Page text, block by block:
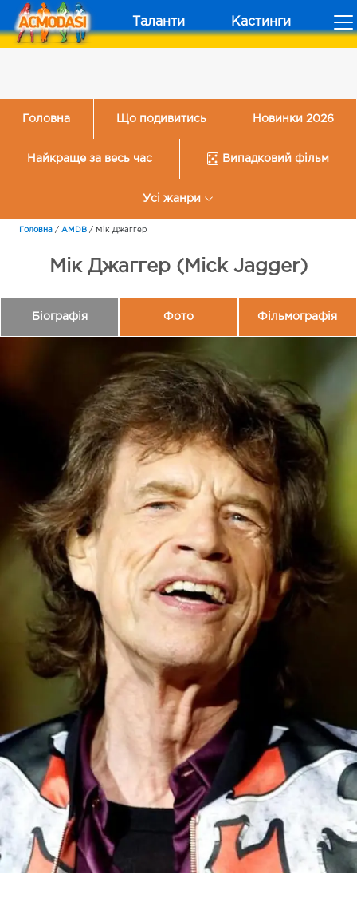
Таланти Кастинги
Головна Що подивитись Новинки 2026
Найкраще за весь час Випадковий фільм
Усі жанри
Головна / AMDB / Мік Джаггер
Мік Джаггер (Mick Jagger)
Біографія Фото Фільмографія